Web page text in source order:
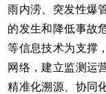
雨内涝、突发性爆
的发生和降低事故
等信息技术为支撑
网络，建立监测运
精准化溯源、协同